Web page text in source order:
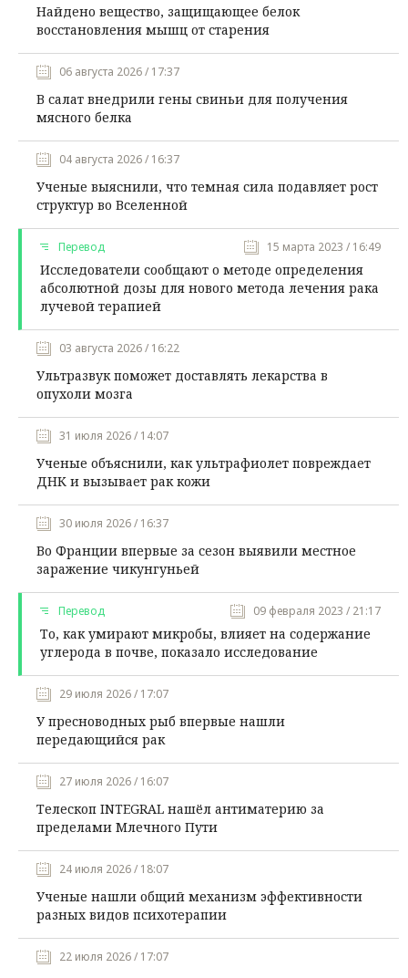
Найдено вещество, защищающее белок
восстановления мышц от старения
06 августа 2026 / 17:37
В салат внедрили гены свиньи для получения
мясного белка
04 августа 2026 / 16:37
Ученые выяснили, что темная сила подавляет рост
структур во Вселенной
Перевод 15 марта 2023 / 16:49
Исследователи сообщают о методе определения
абсолютной дозы для нового метода лечения рака
лучевой терапией
03 августа 2026 / 16:22
Ультразвук поможет доставлять лекарства в
опухоли мозга
31 июля 2026 / 14:07
Ученые объяснили, как ультрафиолет повреждает
ДНК и вызывает рак кожи
30 июля 2026 / 16:37
Во Франции впервые за сезон выявили местное
заражение чикунгуньей
Перевод 09 февраля 2023 / 21:17
То, как умирают микробы, влияет на содержание
углерода в почве, показало исследование
29 июля 2026 / 17:07
У пресноводных рыб впервые нашли
передающийся рак
27 июля 2026 / 16:07
Телескоп INTEGRAL нашёл антиматерию за
пределами Млечного Пути
24 июля 2026 / 18:07
Ученые нашли общий механизм эффективности
разных видов психотерапии
22 июля 2026 / 17:07